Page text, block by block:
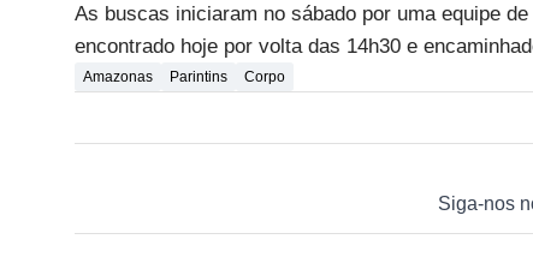
As buscas iniciaram no sábado por uma equipe
encontrado hoje por volta das 14h30 e
Amazonas Parintins Corpo
Siga-nos